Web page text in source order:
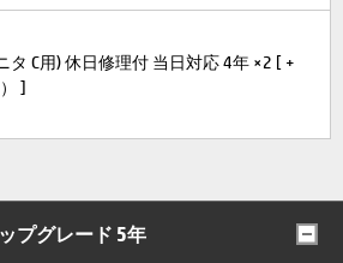
タ C用) 休日修理付 当日対応 4年 ×2 [ +
]
プグレード 5年